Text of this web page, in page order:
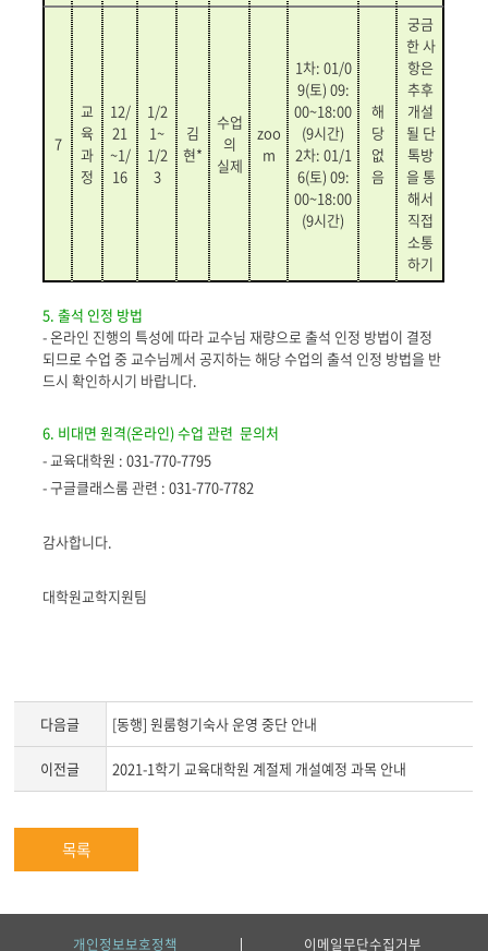
7
교
육
과
정
12/
21
~1/
16
1/2
1~
1/2
3
김
현*
수업
의
실제
zoo
m
1차: 01/0
9(토) 09:
00~18:00
(9시간)
2차: 01/1
6(토) 09:
00~18:00
(9시간)
해
당
없
음
궁금
한 사
항은
추후
개설
될 단
톡방
을 통
해서
직접
소통
하기
5. 출석 인정 방법
- 온라인 진행의 특성에 따라 교수님 재량으로 출석 인정 방법이 결정
되므로 수업 중 교수님께서 공지하는 해당 수업의 출석 인정 방법을 반
드시 확인하시기 바랍니다.
6. 비대면 원격(온라인) 수업 관련 문의처
- 교육대학원 :031-770-7795
- 구글클래스룸 관련 :031-770-7782
감사합니다.
대학원교학지원팀
다음글 [동행] 원룸형기숙사 운영 중단 안내
이전글 2021-1학기 교육대학원 계절제 개설예정 과목 안내
목록
개인정보보호정책 이메일무단수집거부